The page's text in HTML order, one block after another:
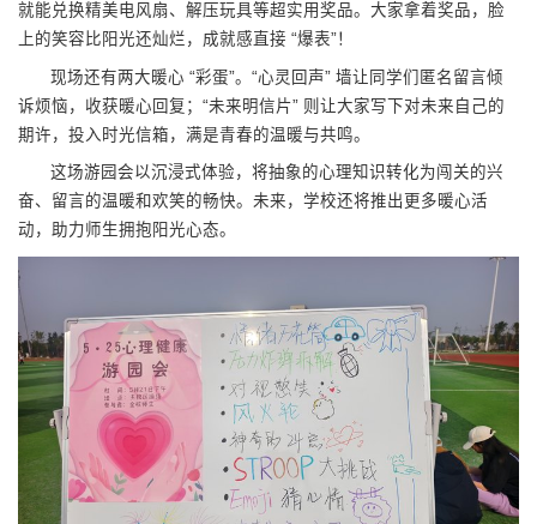
就能兑换精美电风扇、解压玩具等超实用奖品。大家拿着奖品，脸
上的笑容比阳光还灿烂，成就感直接 “爆表”！
现场还有两大暖心 “彩蛋”。“心灵回声” 墙让同学们匿名留言倾
诉烦恼，收获暖心回复；“未来明信片” 则让大家写下对未来自己的
期许，投入时光信箱，满是青春的温暖与共鸣。
这场游园会以沉浸式体验，将抽象的心理知识转化为闯关的兴
奋、留言的温暖和欢笑的畅快。未来，学校还将推出更多暖心活
动，助力师生拥抱阳光心态。